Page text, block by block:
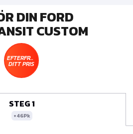
DIN FORD
CUSTOM
EFTERFRÅGA
DITT PRIS
STEG 1
+46Pk